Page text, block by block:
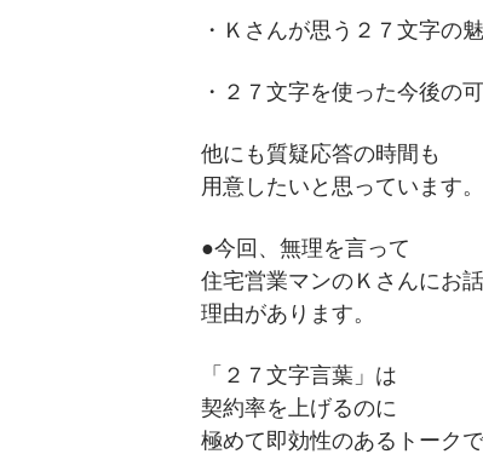
・Ｋさんが思う２７文字の
・２７文字を使った今後の
他にも質疑応答の時間も
用意したいと思っています。
●今回、無理を言って
住宅営業マンのＫさんにお
理由があります。
「２７文字言葉」は
契約率を上げるのに
極めて即効性のあるトークで